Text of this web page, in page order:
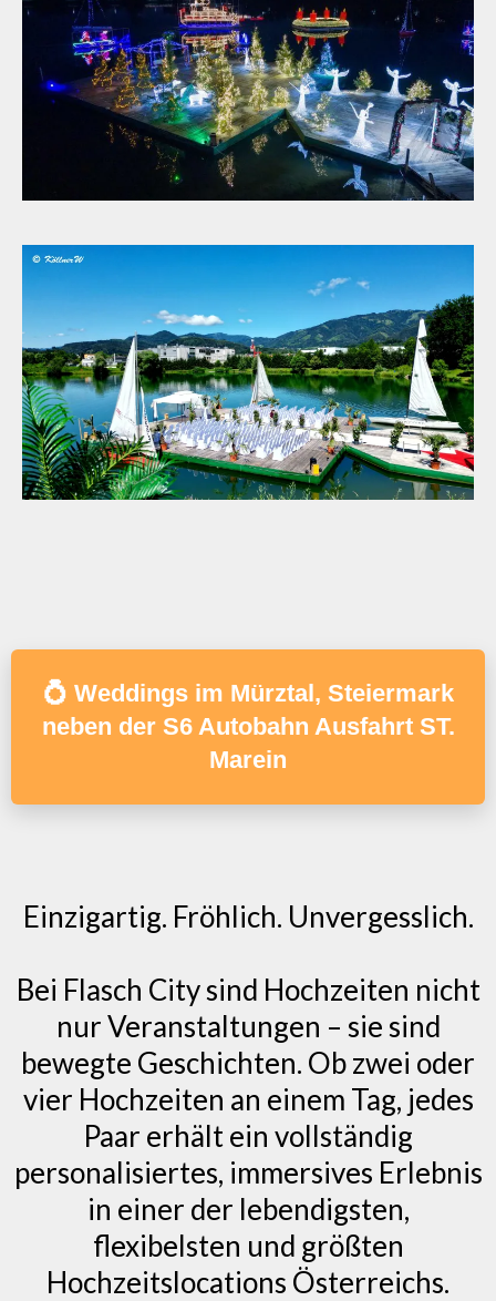
💍 Weddings im Mürztal, Steiermark
neben der S6 Autobahn Ausfahrt ST.
Marein
Einzigartig. Fröhlich. Unvergesslich.
Bei Flasch City sind Hochzeiten nicht
nur Veranstaltungen – sie sind
bewegte Geschichten. Ob zwei oder
vier Hochzeiten an einem Tag, jedes
Paar erhält ein vollständig
personalisiertes, immersives Erlebnis
in einer der lebendigsten,
flexibelsten und größten
Hochzeitslocations Österreichs.